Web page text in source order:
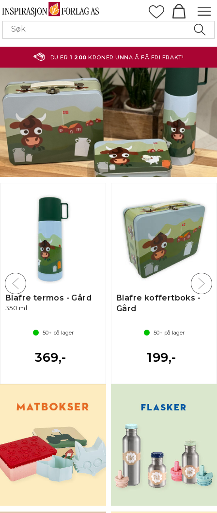
DU ER1 200 KRONER UNNA Å FÅ FRI FRAKT!
Blafre termos - Gård
350 ml
50+ på lager
369,-
Blafre koffertboks -
Gård
50+ på lager
199,-